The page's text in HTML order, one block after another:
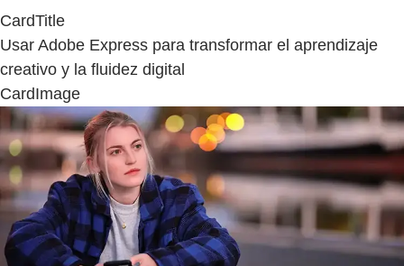
CardTitle
Usar Adobe Express para transformar el aprendizaje
creativo y la fluidez digital
CardImage